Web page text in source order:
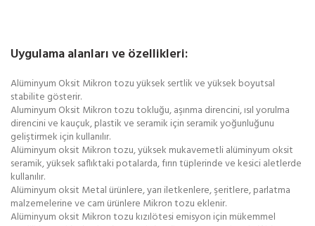
Uygulama alanları ve özellikleri:
Alüminyum Oksit Mikron tozu yüksek sertlik ve yüksek boyutsal
stabilite gösterir.
Aluminyum Oksit Mikron tozu tokluğu, aşınma direncini, ısıl yorulma
direncini ve kauçuk, plastik ve seramik için seramik yoğunluğunu
geliştirmek için kullanılır.
Alüminyum oksit Mikron tozu, yüksek mukavemetli alüminyum oksit
seramik, yüksek saflıktaki potalarda, fırın tüplerinde ve kesici aletlerde
kullanılır.
Alüminyum oksit Metal ürünlere, yarı iletkenlere, şeritlere, parlatma
malzemelerine ve cam ürünlere Mikron tozu eklenir.
Alüminyum oksit Mikron tozu kızılötesi emisyon için mükemmel